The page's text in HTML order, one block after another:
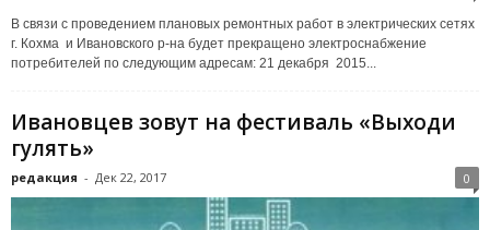
В связи с проведением плановых ремонтных работ в электрических сетях
г. Кохма и Ивановского р-на будет прекращено электроснабжение
потребителей по следующим адресам: 21 декабря 2015...
Ивановцев зовут на фестиваль «Выходи
гулять»
редакция - Дек 22, 2017 0